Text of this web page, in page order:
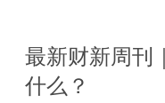
最新财新周刊
什么？